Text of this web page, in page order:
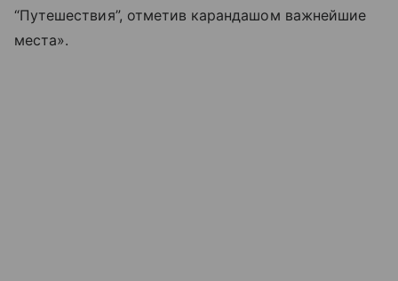
“Путешествия”, отметив карандашом важнейшие
места».